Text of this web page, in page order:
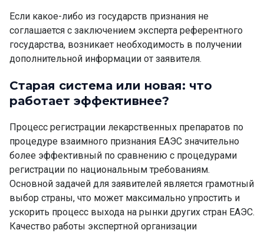
Если какое-либо из государств признания не
соглашается с заключением эксперта референтного
государства, возникает необходимость в получении
дополнительной информации от заявителя.
Старая система или новая: что
работает эффективнее?
Процесс регистрации лекарственных препаратов по
процедуре взаимного признания ЕАЭСзначительно
более эффективный по сравнению с процедурами
регистрации по национальным требованиям.
Основной задачей для заявителей является грамотный
выбор страны, что может максимально упростить и
ускорить процесс выхода на рынки других стран ЕАЭС.
Качество работы экспертной организации